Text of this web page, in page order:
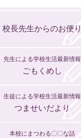
校長先生からのお便り
先生による学校生活最新情報
ごもくめし
生徒による学校生活最新情報
つませいだより
本校にまつわる〇〇な話